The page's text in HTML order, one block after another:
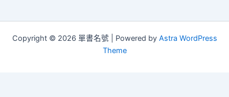
Copyright © 2026 單書名號 | Powered by Astra WordPress
Theme